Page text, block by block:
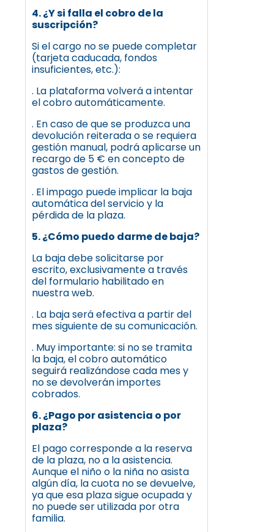
4. ¿Y si falla el cobro de la
suscripción?
Si el cargo no se puede completar
(tarjeta caducada, fondos
insuficientes, etc.):
. La plataforma volverá a intentar
el cobro automáticamente.
. En caso de que se produzca una
devolución reiterada o se requiera
gestión manual, podrá aplicarse un
recargo de 5 € en concepto de
gastos de gestión.
. El impago puede implicar la baja
automática del servicio y la
pérdida de la plaza.
5. ¿Cómo puedo darme de baja?
La baja debe solicitarse por
escrito, exclusivamente a través
del formulario habilitado en
nuestra web.
. La baja será efectiva a partir del
mes siguiente de su comunicación.
. Muy importante: si no se tramita
la baja, el cobro automático
seguirá realizándose cada mes y
no se devolverán importes
cobrados.
6. ¿Pago por asistencia o por
plaza?
El pago corresponde a la reserva
de la plaza, no a la asistencia.
Aunque el niño o la niña no asista
algún día, la cuota no se devuelve,
ya que esa plaza sigue ocupada y
no puede ser utilizada por otra
familia.